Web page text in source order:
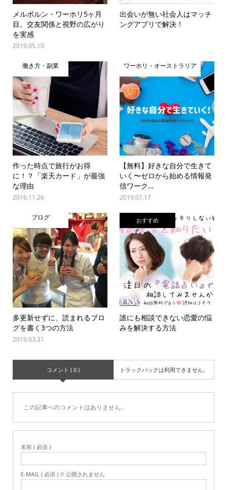
メルボルン・ワーホリ5ヶ月
目。交友関係と視野の広がり
を実感
2019.05.10
出会いが無い社会人はマッチ
ングアプリで解決！
働き方・副業
作った時点で旅行がお得
に！？「楽天カード」が最強
な理由
2016.11.26
ワーホリ・オーストラリア
【無料】好きな自分で生きて
いく〜ゼロから始める情報発
信ワーク...
2019.07.17
ブログ
多更新せずに、読まれるブロ
グを書く3つの方法
2016.03.31
おすすめ
誰にも相談できない恋愛の悩
みを解決する方法
コメント ( 0 ) トラックバックは利用できません。
この記事へのコメントはありません。
名前 ( 必須 )
E-MAIL ( 必須 ) ※ 公開されません